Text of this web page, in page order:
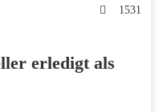
1531
erledigt als